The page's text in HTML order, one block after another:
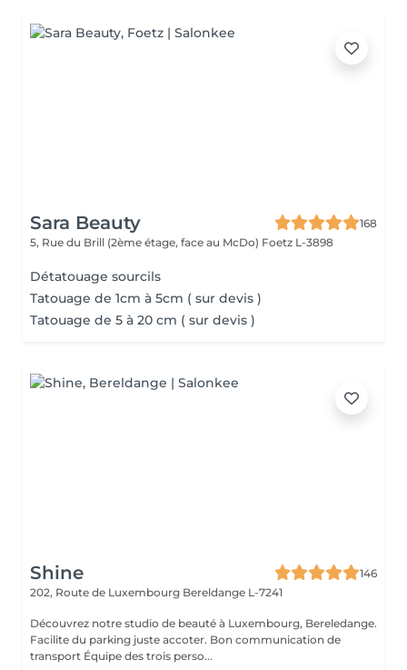
Sara Beauty
168
5, Rue du Brill (2ème étage, face au McDo) Foetz L-3898
Détatouage sourcils
Tatouage de 1cm à 5cm ( sur devis )
Tatouage de 5 à 20 cm ( sur devis )
Shine
146
202, Route de Luxembourg Bereldange L-7241
Découvrez notre studio de beauté à Luxembourg, Bereledange.
Facilite du parking juste accoter. Bon communication de
transport Équipe des trois perso...